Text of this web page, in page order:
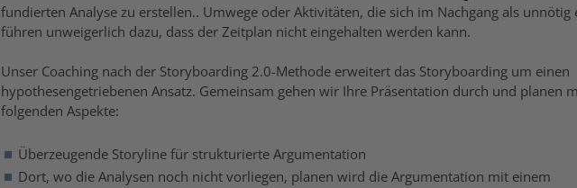
fundierten Analyse zu erstellen.. Umwege oder Aktivitäten, die sich im Nachgang als unnötig
führen unweigerlich dazu, dass der Zeitplan nicht eingehalten werden kann.
Unser Coaching nach der Storyboarding 2.0-Methode erweitert das Storyboarding um einen
hypothesengetriebenen Ansatz. Gemeinsam gehen wir Ihre Präsentation durch und planen
folgenden Aspekte:
Überzeugende Storyline für strukturierte Argumentation
Dort, wo die Analysen noch nicht vorliegen, planen wird die Argumentation mit einem